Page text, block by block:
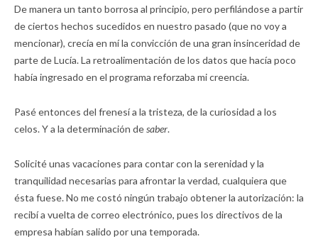
De manera un tanto borrosa al principio, pero perfilándose a partir
de ciertos hechos sucedidos en nuestro pasado (que no voy a
mencionar), crecía en mí la convicción de una gran insinceridad de
parte de Lucía. La retroalimentación de los datos que hacía poco
había ingresado en el programa reforzaba mi creencia.
Pasé entonces del frenesí a la tristeza, de la curiosidad a los
celos. Y a la determinación desaber.
Solicité unas vacaciones para contar con la serenidad y la
tranquilidad necesarias para afrontar la verdad, cualquiera que
ésta fuese. No me costó ningún trabajo obtener la autorización: la
recibí a vuelta de correo electrónico, pues los directivos de la
empresa habían salido por una temporada.